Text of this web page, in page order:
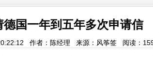
德国一年到五年多次申请信
作者：陈经理 来源：风筝签 阅读：